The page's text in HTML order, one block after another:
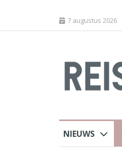
7 augustus 2026
NIEUWS